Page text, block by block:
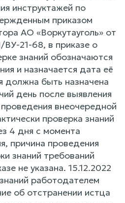
инструктажей по
приказом
АО «Воркутауголь» от
21-68, в приказе о
знаний обозначаются
и назначается дата её
должна быть назначена
день после выявления
внеочередной
проверка знаний
4 дня с момента
причина проведения
знаний требований
не указана. 15.12.2022
работодателем
об отстранении истца